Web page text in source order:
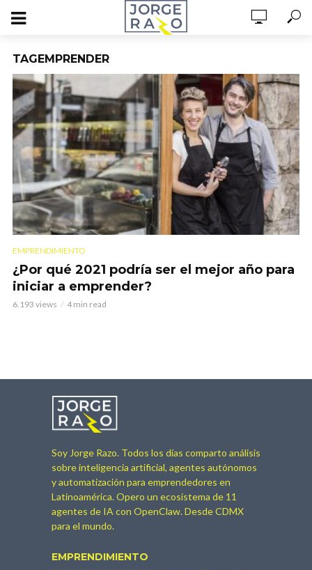
TAGEMPRENDER
EMPRENDIMIENTO
¿Por qué 2021 podría ser el mejor año para
iniciar a emprender?
6.193 views 4 min read
Soy Jorge Razo. Todos los días comparto análisis
sobre inteligencia artificial, agentes autónomos
y automatización para emprendedores en
Latinoamérica. Opero un ecosistema de 11
agentes de IA con OpenClaw. Desde CDMX
para el mundo.
EMPRENDIMIENTO